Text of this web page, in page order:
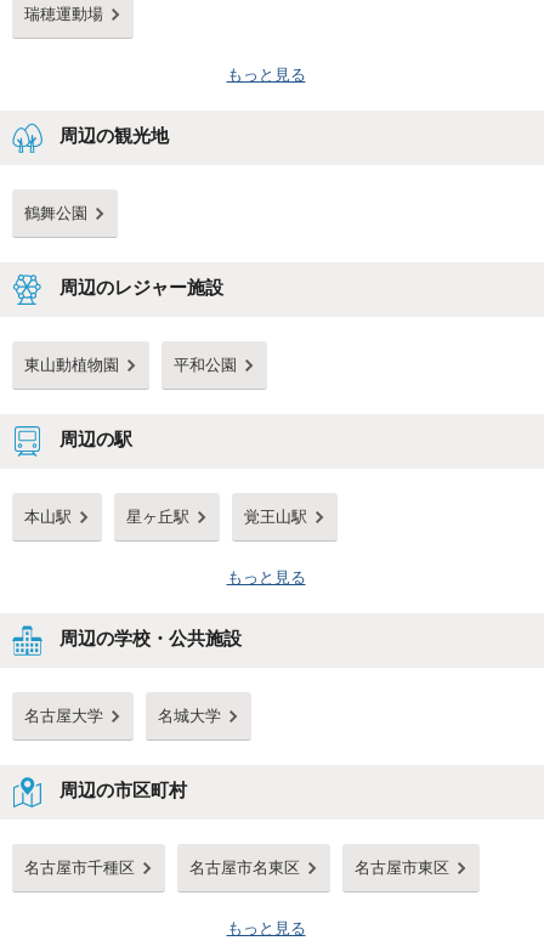
瑞穂運動場
もっと見る
周辺の観光地
鶴舞公園
周辺のレジャー施設
東山動植物園 平和公園
周辺の駅
本山駅 星ヶ丘駅 覚王山駅
もっと見る
周辺の学校・公共施設
名古屋大学 名城大学
周辺の市区町村
名古屋市千種区 名古屋市名東区 名古屋市東区
もっと見る